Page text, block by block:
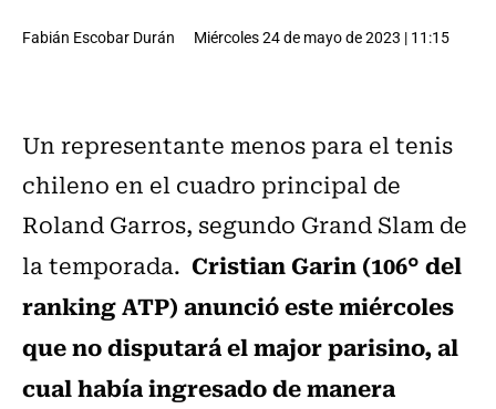
Fabián Escobar Durán Miércoles 24 de mayo de 2023 | 11:15
Un representante menos para el tenis
chileno en el cuadro principal de
Roland Garros, segundo Grand Slam de
la temporada. Cristian Garin (106° del
ranking ATP) anunció este miércoles
que no disputará el major parisino, al
cual había ingresado de manera